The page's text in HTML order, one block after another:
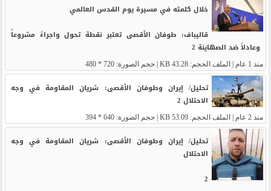
خلال كلمته في مسيرة يوم القدس العالمي
قاليباف: طوفان الأقصى تعتبر نقطة تحول واجراءً مشروعاً
وعادلاً ضد الصهاينة 2
منذ 1 عام | الملف الحجم: 43.28 KB | حجم الصورة: 720 * 480
تحليل/ إيران وطوفان الأقصى: شريان المقاومة في وجه
الاحتلال 2
منذ 2 عام | الملف الحجم: 53.09 KB | حجم الصورة: 640 * 394
تحليل/ إيران وطوفان الأقصى: شريان المقاومة في وجه
الاحتلال
2